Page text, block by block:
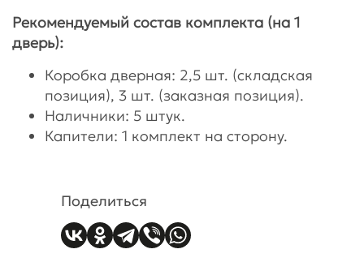
Рекомендуемый состав комплекта (на 1
дверь):
Коробка дверная: 2,5 шт. (складская
позиция), 3 шт. (заказная позиция).
Наличники: 5 штук.
Капители: 1 комплект на сторону.
Поделиться